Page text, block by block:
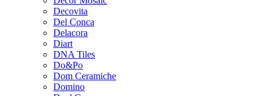
Decovita
Del Conca
Delacora
Diart
DNA Tiles
Do&Po
Dom Ceramiche
Domino